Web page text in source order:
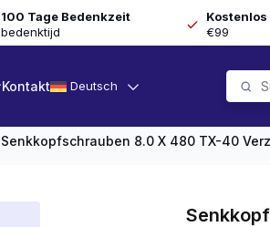
100 Tage Bedenkzeit
bedenktijd
Kostenlos
€99
Kontakt Deutsch
Senkkopfschrauben 8.0 X 480 TX-40